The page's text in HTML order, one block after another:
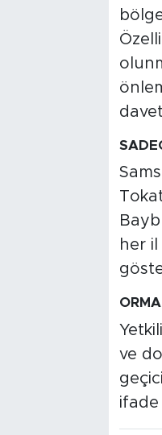
her il
ve
ifade